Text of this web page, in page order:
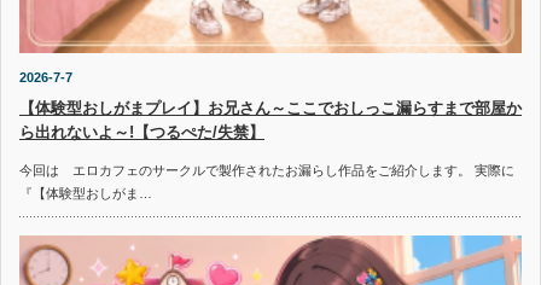
2026-7-7
【体験型おしがまプレイ】お兄さん～ここでおしっこ漏らすまで部屋か
ら出れないよ～!【つるぺた/失禁】
今回は エロカフェのサークルで製作されたお漏らし作品をご紹介します。 実際に
『【体験型おしがま…